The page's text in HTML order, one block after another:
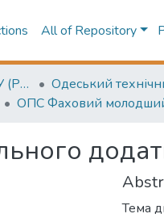
All of Repository
Фахові коледжі ОНТУ (Professional colleges ONUT)
Тема